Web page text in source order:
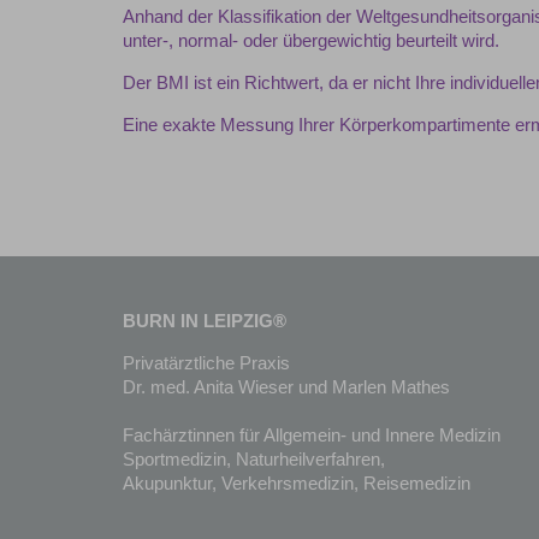
Anhand der Klassifikation der
unter-, normal- oder übergewichtig beurteilt wird.
Der BMI ist ein Richtwert, da er nicht Ihre
Eine exakte Messung Ihrer Körperkompartimente
BURN IN LEIPZIG®
Privatärztliche Praxis
Dr. med. Anita Wieser und Marlen Mathes
Fachärztinnen für Allgemein- und Innere Medizin
Sportmedizin, Naturheilverfahren,
Akupunktur, Verkehrsmedizin, Reisemedizin